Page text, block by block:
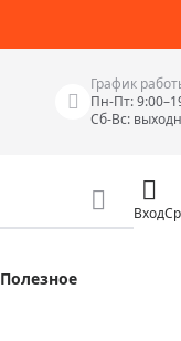
График
Пн-Пт:
Сб-Вс:
Вход
Полезное